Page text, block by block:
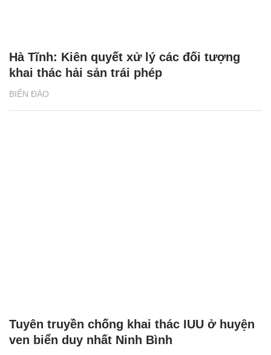
BIỂN ĐẢO
Hà Tĩnh: Kiên quyết xử lý các đối tượng
khai thác hải sản trái phép
Tuyên truyền chống khai thác IUU ở huyện
ven biển duy nhất Ninh Bình